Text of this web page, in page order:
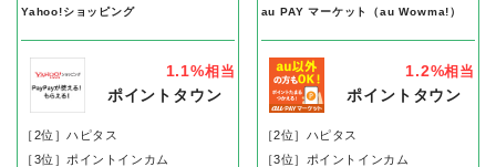
Yahoo!ショッピング
1.1%相当
ポイントタウン
［2位］ハピタス
［3位］ポイントインカム
au PAY マーケット（au Wowma!）
1.2%相当
ポイントタウン
［2位］ハピタス
［3位］ポイントインカム